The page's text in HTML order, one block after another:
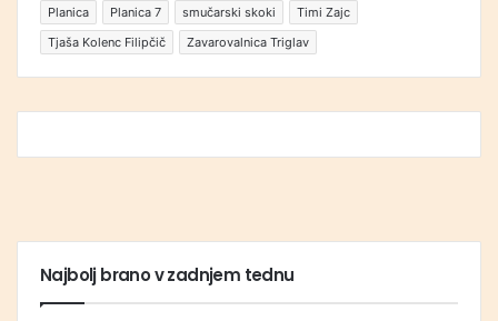
Planica
Planica 7 smučarski skoki
Timi Zajc
Tjaša Kolenc Filipčič
Zavarovalnica Triglav
Najbolj brano v zadnjem tednu